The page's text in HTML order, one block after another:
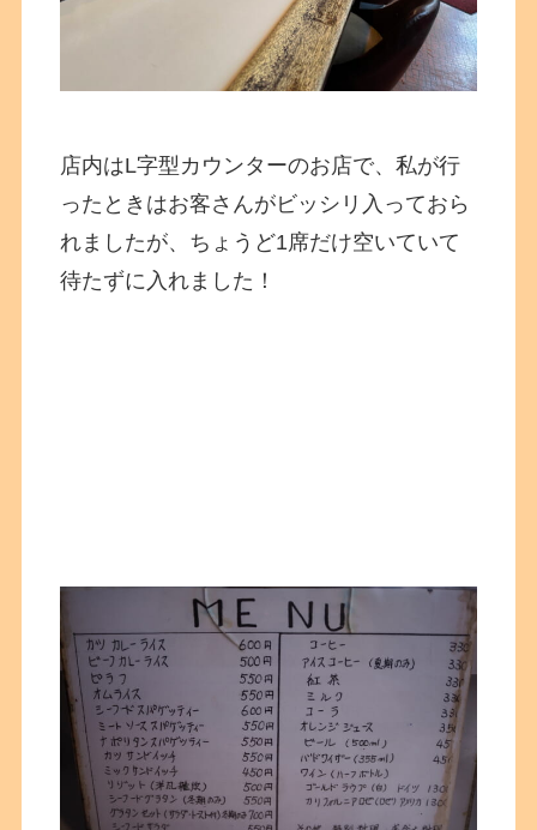
店内はL字型カウンターのお店で、私が行
ったときはお客さんがビッシリ入っておら
れましたが、ちょうど1席だけ空いていて
待たずに入れました！